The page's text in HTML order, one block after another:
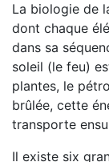
La biologie de
dont chaque
dans sa
soleil (le feu)
plantes, le
brûlée, cette
transporte
Il existe six